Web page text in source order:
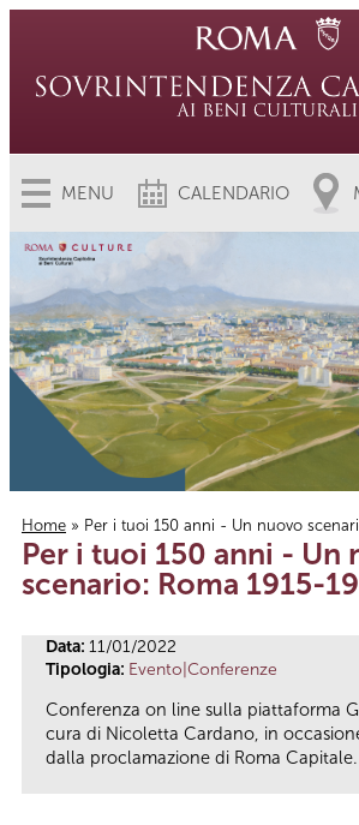
MENU CALENDARIO
Tu sei qui
Home » Per i tuoi 150 anni - Un nuovo
Per i tuoi 150 anni - Un
scenario: Roma 1915-
Data: 11/01/2022
Tipologia: Evento|Conferenze
Conferenza on line sulla piattaforma
cura di Nicoletta Cardano, in
dalla proclamazione di Roma Capitale.